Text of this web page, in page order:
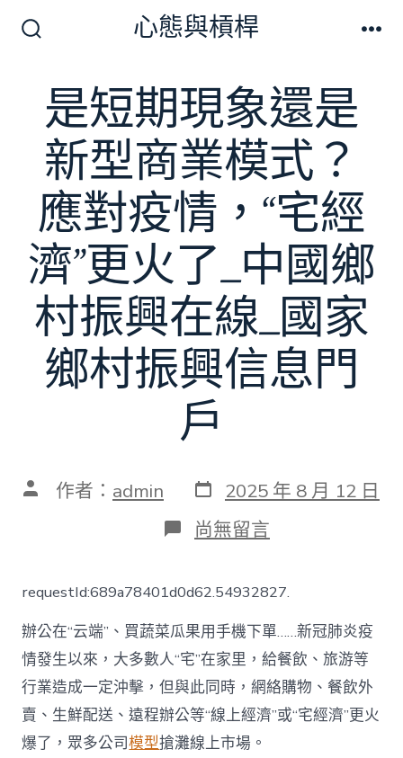
換
開
關
心態與槓桿
是短期現象還是
新型商業模式？
應對疫情，“宅經
濟”更火了_中國鄉
村振興在線_國家
鄉村振興信息門
戶
文 作者： admin 發
表
日
期
2025 年 8 月 12 日
在
〈是
期
現
象
還
是
新
型
商
業
模
尚無留言
requestId:689a78401d0d62.54932827.
辦公在“云端”、買蔬菜瓜果用手機下單……新冠肺炎疫
情發生以來，大多數人“宅”在家里，給餐飲、旅游等
行業造成一定沖擊，但與此同時，網絡購物、餐飲外
賣、生鮮配送、遠程辦公等“線上經濟”或“宅經濟”更火
爆了，眾多公司模型搶灘線上市場。